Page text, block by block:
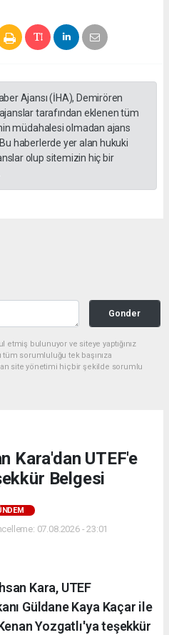
Ajansı (İHA), Demirören
tarafından eklenen tüm
müdahalesi olmadan ajans
haberlerde yer alan hukuki
olup sitemizin hiç bir
Gonder
etmiş bulunuyor ve siteye yaptığınız
sorumluluğu tek başınıza
site yönetimi hiçbir şekilde sorumlu
Kara'dan UTEF'e
Belgesi
07.08.2026 - 23:01
Kara, UTEF
Güldane Kaya Kaçar ile
Yozgatlı'ya teşekkür